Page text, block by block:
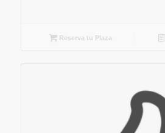
Reserva tu Plaza